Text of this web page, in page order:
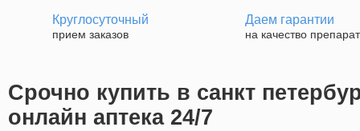
Круглосуточный
прием заказов
Даем гарантии
на качество
Срочно купить в санкт
онлайн аптека 24/7